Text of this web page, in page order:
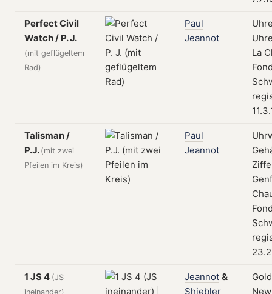
Perfect Civil
Watch / P. J.
(mit geflügeltem
Rad)
Paul
Jeannot
La
Talisman /
P.J. (mit zwei
Pfeilen im Kreis)
Paul
Jeannot
1 JS 4 (JS
ineinander)
Jeannot &
Shiebler